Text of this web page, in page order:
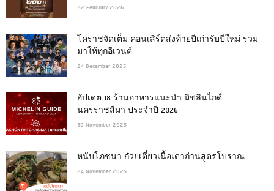
22 February 2026
โคราชจัดเต็ม คอนเสิร์ตส่งท้ายปีเก่ารับปีใหม่ รวม
มาให้ทุกอีเวนต์
24 December 2025
อัปเดต 18 ร้านอาหารแนะนำ มิชลินไกด์
นครราชสีมา ประจำปี 2026
30 November 2025
หนับโภชนา ก๋วยเตี๋ยวเนื้อเตาถ่านสูตรโบราณ
24 November 2025